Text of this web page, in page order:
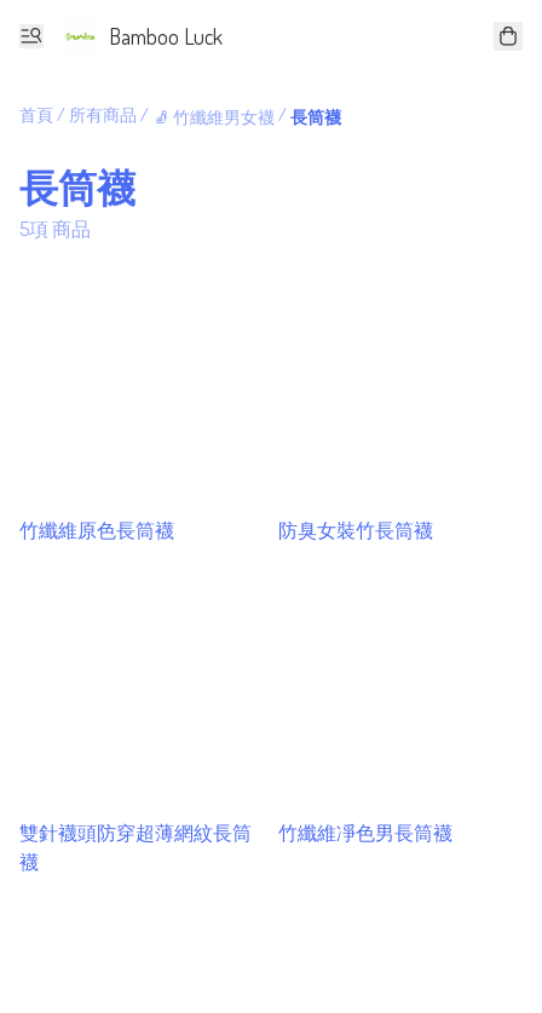
Bamboo Luck
首頁 / 所有商品 / 🧦 竹纖維男女襪 /長筒襪
長筒襪
5項 商品
竹纖維原色長筒襪 防臭女裝竹長筒襪
雙針襪頭防穿超薄網紋長筒
襪
竹纖維凈色男長筒襪